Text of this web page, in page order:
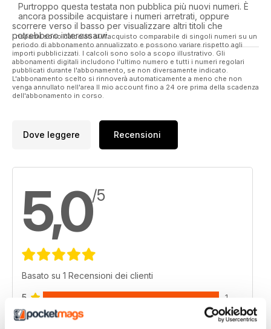
Purtroppo questa testata non pubblica più nuovi numeri. È
ancora possibile acquistare i numeri arretrati, oppure
scorrere verso il basso per visualizzare altri titoli che
potrebbero interessarvi.
I risparmi sono calcolati sull'acquisto comparabile di singoli numeri su un
periodo di abbonamento annualizzato e possono variare rispetto agli
importi pubblicizzati. I calcoli sono solo a scopo illustrativo. Gli
abbonamenti digitali includono l'ultimo numero e tutti i numeri regolari
pubblicati durante l'abbonamento, se non diversamente indicato.
L'abbonamento scelto si rinnoverà automaticamente a meno che non
venga annullato nell'area Il mio account fino a 24 ore prima della scadenza
dell'abbonamento in corso.
Dove leggere Recensioni
5,0/5
Basato su 1 Recensioni dei clienti
5 1
4 0